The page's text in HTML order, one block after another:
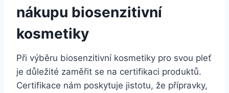
nákupu biosenzitivní
kosmetiky
Při výběru biosenzitivní ⁤kosmetiky pro svou pleť
je ‍důležité zaměřit‍ se na certifikaci produktů.
Certifikace nám poskytuje ⁤jistotu, že přípravky,